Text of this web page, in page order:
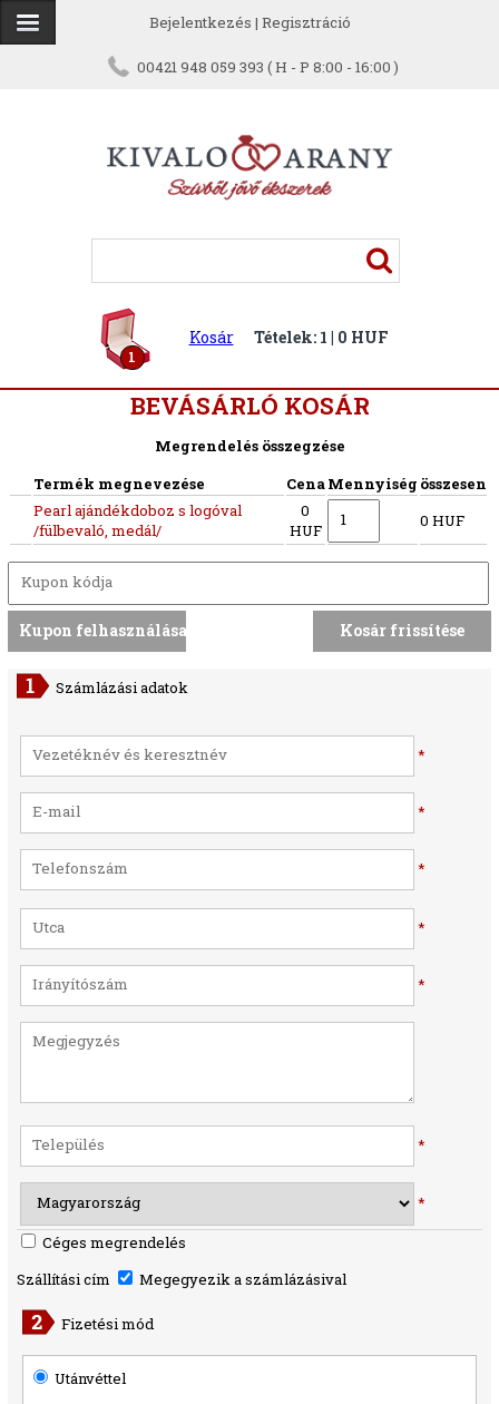
Bejelentkezés | Regisztráció
00421 948 059 393 ( H - P 8:00 - 16:00 )
1
Kosár Tételek: 1 | 0 HUF
BEVÁSÁRLÓ KOSÁR
Megrendelés összegzése
Termék megnevezése
CenaMennyiség összesen
Pearl ajándékdoboz s logóval
/fülbevaló, medál/
0
HUF
0 HUF
Számlázási adatok
*
*
*
*
*
*
*
Céges megrendelés
Szállítási cím
Megegyezik a számlázásival
Fizetési mód
Utánvéttel